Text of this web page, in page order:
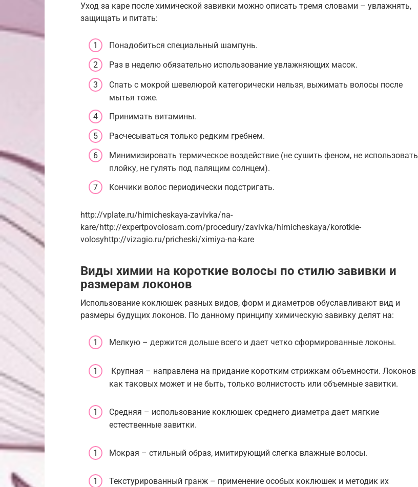
Уход за каре после химической завивки можно описать тремя словами – увлажнять,
защищать и питать:
Понадобиться специальный шампунь.
Раз в неделю обязательно использование увлажняющих масок.
Спать с мокрой шевелюрой категорически нельзя, выжимать волосы после
мытья тоже.
Принимать витамины.
Расчесываться только редким гребнем.
Минимизировать термическое воздействие (не сушить феном, не использовать
плойку, не гулять под палящим солнцем).
Кончики волос периодически подстригать.
http://vplate.ru/himicheskaya-zavivka/na-
kare/http://expertpovolosam.com/procedury/zavivka/himicheskaya/korotkie-
volosyhttp://vizagio.ru/pricheski/ximiya-na-kare
Виды химии на короткие волосы по стилю завивки и
размерам локонов
Использование коклюшек разных видов, форм и диаметров обуславливают вид и
размеры будущих локонов. По данному принципу химическую завивку делят на:
Мелкую – держится дольше всего и дает четко сформированные локоны.
Крупная – направлена на придание коротким стрижкам объемности. Локонов
как таковых может и не быть, только волнистость или объемные завитки.
Средняя – использование коклюшек среднего диаметра дает мягкие
естественные завитки.
Мокрая – стильный образ, имитирующий слегка влажные волосы.
Текстурированный гранж – применение особых коклюшек и методик их